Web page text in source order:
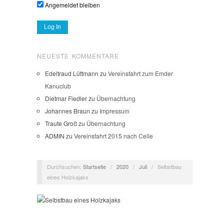
Angemeldet bleiben
NEUESTE KOMMENTARE
Edeltraud Lüttmann zu Vereinsfahrt zum Emder
Kanuclub
Dietmar Fiedlerzu Übernachtung
Johannes Braun zu Impressum
Traute Großzu Übernachtung
ADMIN zu Vereinsfahrt 2015 nach Celle
Durchsuchen: Startseite / 2020 / Juli / Selbstbau
eines Holzkajaks